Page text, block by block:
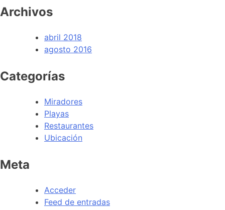
Archivos
abril 2018
agosto 2016
Categorías
Miradores
Playas
Restaurantes
Ubicación
Meta
Acceder
Feed de entradas